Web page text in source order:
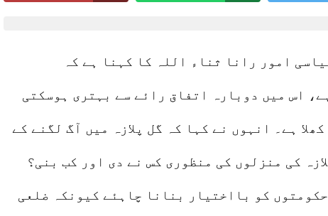
امور رانا ثناء اللہ کا کہنا ہے کہ
اس میں دوبارہ اتفاق رائے سے بہتری ہوسکتی
ہے۔ انہوں نے کہا کہ گل پلازہ میں آگ لگنے کے
کی منزلوں کی منظوری کس نے دی اور کب بنی؟
کو بااختیار بنانا چاہئے کیونکہ ضلعی